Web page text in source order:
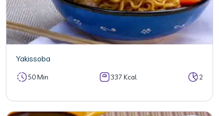
Yakissoba
50 Min 337 Kcal 2